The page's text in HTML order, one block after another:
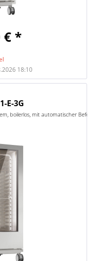
€ *
18:10
E-3G
boilerlos, mit automatischer